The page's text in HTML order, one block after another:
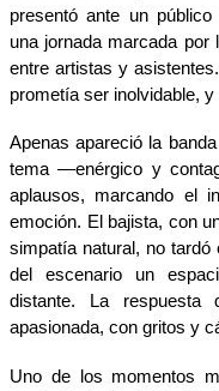
presentó ante un
una jornada marcada
entre artistas y
prometía ser inolvidable,
Apenas apareció la
tema —enérgico y
aplausos, marcando el
emoción. El bajista, con
simpatía natural, no
del escenario un
distante. La respuesta
apasionada, con gritos y
Uno de los momentos